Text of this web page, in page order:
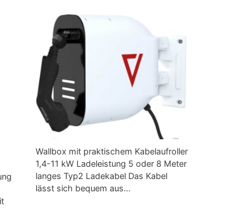
Wallbox mit praktischem Kabelaufroller
1,4-11 kW Ladeleistung 5 oder 8 Meter
langes Typ2 Ladekabel Das Kabel
lässt sich bequem aus...